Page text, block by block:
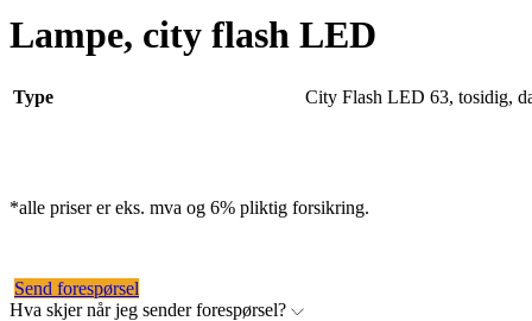
Lampe, city flash LED
Type City Flash LED 63, tosidig,
*alle priser er eks. mva og 6% pliktig forsikring.
Send forespørsel
Hva skjer når jeg sender forespørsel?